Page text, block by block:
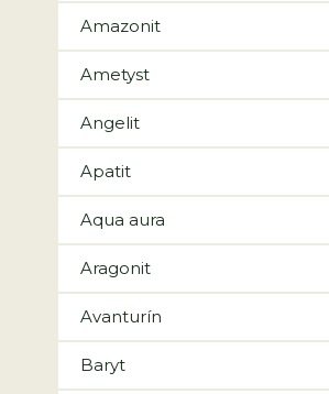
Amazonit
Ametyst
Angelit
Apatit
Aqua aura
Aragonit
Avanturín
Baryt